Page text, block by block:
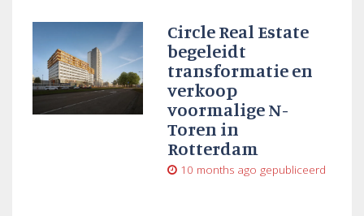
Circle Real Estate
begeleidt
transformatie en
verkoop
voormalige N-
Toren in
Rotterdam
10 months ago gepubliceerd